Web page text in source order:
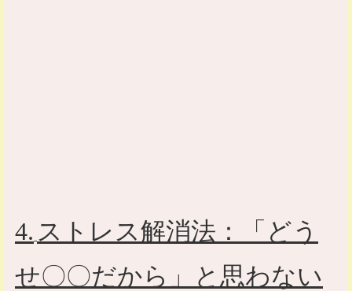
4. ストレス解消法：「どう
せ〇〇だから」と思わない